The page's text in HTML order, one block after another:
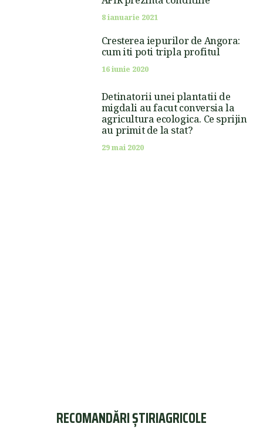
8 ianuarie 2021
Cresterea iepurilor de Angora:
cum iti poti tripla profitul
16 iunie 2020
Detinatorii unei plantatii de
migdali au facut conversia la
agricultura ecologica. Ce sprijin
au primit de la stat?
29 mai 2020
RECOMANDĂRI ȘTIRIAGRICOLE